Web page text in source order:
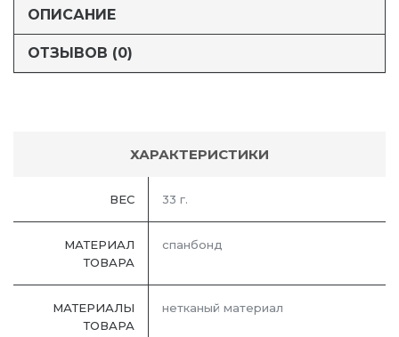
ОПИСАНИЕ
ОТЗЫВОВ (0)
ХАРАКТЕРИСТИКИ
ВЕС 33 г.
МАТЕРИАЛ
ТОВАРА
спанбонд
МАТЕРИАЛЫ
ТОВАРА
нетканый материал